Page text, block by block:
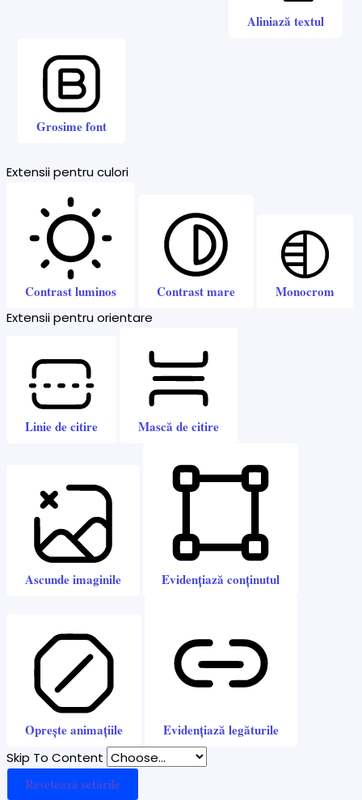
Aliniază textul
Grosime font
Extensii pentru culori
Contrast luminos Contrast mare Monocrom
Extensii pentru orientare
Linie de citire Mască de citire
Ascunde imaginile Evidențiază conținutul
Oprește animațiile Evidențiază legăturile
Skip To Content
Resetează setările